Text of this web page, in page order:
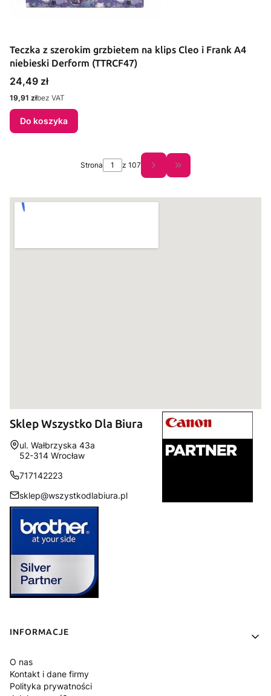
Teczka z szerokim grzbietem na klips Cleo i Frank A4
niebieski Derform (TTRCF47)
Cena
24,49 zł
Cena
19,91 złbez VAT
Do koszyka
Strona z 107 Przejdź do ostatniej
Sklep Wszystko Dla Biura
Adres:
ul. Wałbrzyska 43a
52-314 Wrocław
717142223
sklep@wszystkodlabiura.pl
Linki w stopce
INFORMACJE
O nas
Kontakt i dane firmy
Polityka prywatności